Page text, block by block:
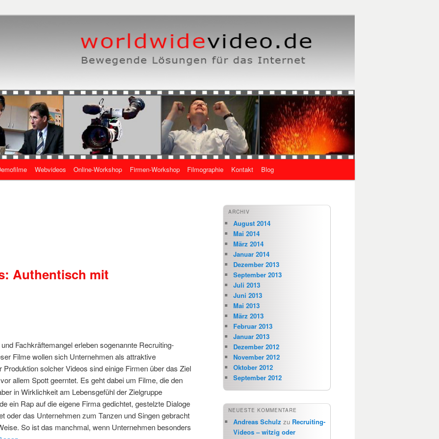
Videos
Webvideos Online-Workshop Firmen-Workshop Filmographie Kontakt Blog
Authentisch mit
Fachkräftemangel erleben sogenannte Recruiting-
Filme wollen sich Unternehmen als attraktive
Produktion solcher Videos sind einige Firmen über das Ziel
allem Spott geerntet. Es geht dabei um Filme, die den
in Wirklichkeit am Lebensgefühl der Zielgruppe
ein Rap auf die eigene Firma gedichtet, gestelzte Dialoge
oder das Unternehmen zum Tanzen und Singen gebracht
So ist das manchmal, wenn Unternehmen besonders
ARCHIV
August 2014
Mai 2014
März 2014
Januar 2014
Dezember 2013
September 2013
Juli 2013
Juni 2013
Mai 2013
März 2013
Februar 2013
Januar 2013
Dezember 2012
November 2012
Oktober 2012
September 2012
NEUESTE KOMMENTARE
Andreas Schulz zu Recruiting-
Videos – witzig oder